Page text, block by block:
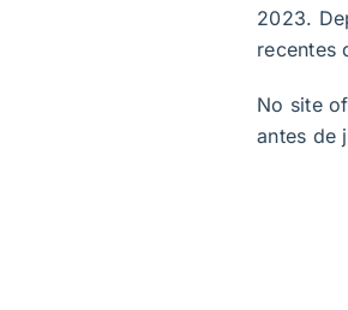
2023.
recentes
No site
antes de